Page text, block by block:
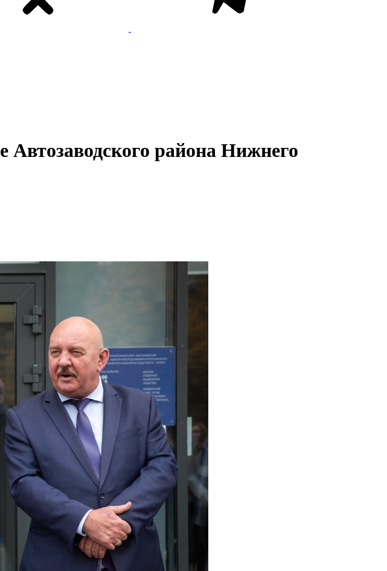
Автозаводского района Нижнего